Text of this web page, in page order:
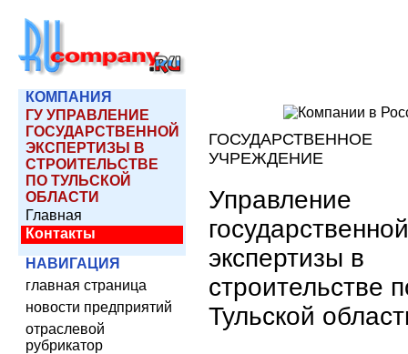
КОМПАНИЯ
ГУ УПРАВЛЕНИЕ
ГОСУДАРСТВЕННОЙ
ЭКСПЕРТИЗЫ В
СТРОИТЕЛЬСТВЕ
ПО ТУЛЬСКОЙ
ОБЛАСТИ
Главная
Контакты
НАВИГАЦИЯ
главная страница
новости предприятий
отраслевой
рубрикатор
ГОСУДАРСТВЕННОЕ
УЧРЕЖДЕНИЕ
Управление
государственной
экспертизы в
строительстве
Тульской